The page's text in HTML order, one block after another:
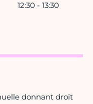
12:30 - 13:30
donnant droit